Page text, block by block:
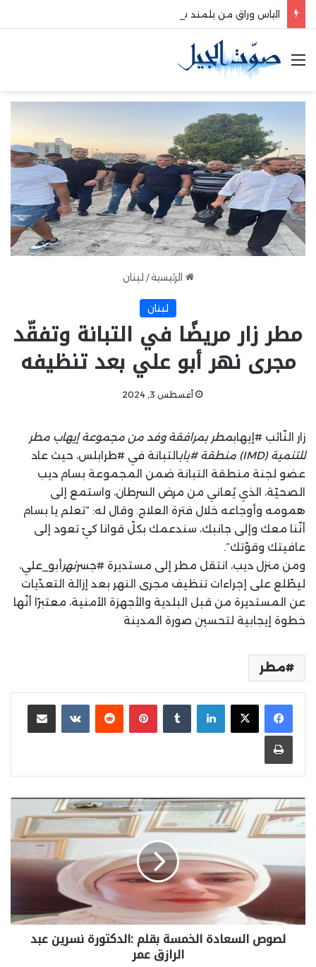
القائمة
الرئيسية / لبنان
لبنان
مطر زار مريضًا في التبانة وتفقّد
مجرى نهر أبو علي بعد تنظيفه
أغسطس 3, 2024
‏زار النّائب ⁧‫#إيهاب
مطر‬⁩ بمرافقة وفد من مجموعة إيهاب مطر
للتنمية (IMD) منطقة ⁧‫#باب
التبانة‬⁩ في ⁧‫#طرابلس‬⁩، حيث عاد
عضو لجنة منطقة التبانة ضمن المجموعة بسام ديب
الصحيّة، الذي يُعاني من مرض السرطان، واستمع إلى
همومه وأوجاعه خلال فترة العلاج. وقال له: “تعلم يا بسام
أنّنا معك وإلى جانبك، سندعمك بكلّ قوانا كيّ تعود إلى
عافيتك وقوّتك”.
‏ومن منزل ديب، انتقل مطر إلى مستديرة ⁧‫#جسر
نهر
أبو_علي‬⁩،
ليطّلع على إجراءات تنظيف مجرى النهر بعد إزالة التعدّيات
عن المستديرة من قبل البلدية والأجهزة الأمنية، معتبرًا أنّها
خطوة إيجابية لتحسين صورة المدينة
مطر
لينكدإن بينتيريست مشاركة عبر البريد
طباعة
لصوص السعادة الخمسة بقلم :الدكتورة نسرين عبد
الرازق عمر